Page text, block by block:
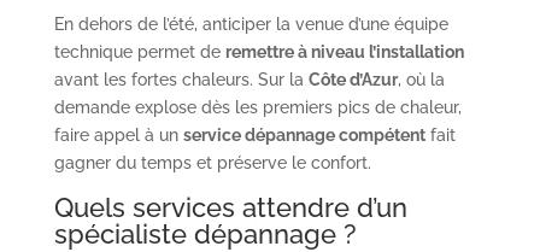
En dehors de l’été, anticiper la venue d’une équipe
technique permet de remettre à niveau l’installation
avant les fortes chaleurs. Sur la Côte d’Azur, où la
demande explose dès les premiers pics de chaleur,
faire appel à un service dépannage compétentfait
gagner du temps et préserve le confort.
Quels services attendre d’un
spécialiste dépannage ?